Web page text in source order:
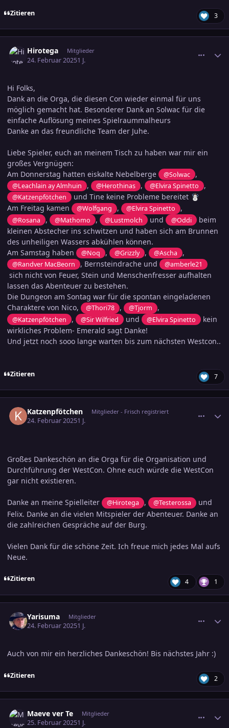
Zitieren 3
Hirotega Mitglieder
24. Februar 20251 J.
Hi Folks,
Dank an die Orga, die diesen Con wieder einmal für uns
möglich gemacht hat. Besonderer Dank an Solwac für die
einfache Auflösung meines Spielraummalheurs
Danke an das freundliche Team der Juhe.
Liebe Spieler, euch an meinem Tisch zu haben war mir ein
großes Vergnügen:
Am Donnerstag hatten eiskalte Nebelberge
@Solwac ,
@Leachlain ay Almhuin , @Herothinas , @Elvira Spinetto ,
@Katzenpfötchen und Tine keine Probleme bereitet ☃️
Am Freitag kamen @Wolfgang , @Elvira Spinetto ,
@Rosana , @Mathomo , @Lustmolch und @Oddi beim
kleinen Abstecher ins schwitzen und haben sich am Brunnen
des unheiligen Wassers abkühlen können.
Am Samstag haben
@Noq , @Grizzly , @Ascha ,
@Randver MacBeorn , Bernsteindrache und @amberle21
sich nicht von Feuer, Stein und Menschenfresser aufhalten
lassen das Abenteuer zu bestehen.
Die Dungeon am Sontag war für die spontan eingeladenen
Charaktere von Nico,
@Thori78 , @Tjorm ,
@Katzenpfötchen , @Sir Wilfried und @Elvira Spinetto
kein
wirkliches Problem- Emerald sagt Danke!
Und jetzt noch sooo lange warten bis zum nächsten Westcon..
Zitieren 7
Katzenpfötchen Mitglieder - Frisch registriert
24. Februar 20251 J.
Großes Dankeschön an die Orga für die Organisation und
Durchführung der WestCon. Ohne euch würde die WestCon
gar nicht existieren.
Danke an meine Spielleiter @Hirotega , @Testerossa
und
Felix. Danke an die vielen Mitspieler der Abenteuer. Danke an
die zahlreichen Gespräche auf der Burg.
Vielen Dank für die schöne Zeit. Ich freue mich jedes Mal aufs
Neue.
Zitieren 4 1
Yarisuma Mitglieder
24. Februar 20251 J.
Auch von mir ein herzliches Dankeschön! Bis nächstes Jahr :)
Zitieren 2
Maeve ver Te Mitglieder
25. Februar 20251 J.